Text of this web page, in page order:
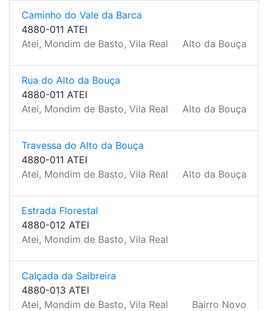
Caminho do Vale da Barca
4880-011 ATEI
Atei, Mondim de Basto, Vila Real
Alto da Bouça
Rua do Alto da Bouça
4880-011 ATEI
Atei, Mondim de Basto, Vila Real
Alto da Bouça
Travessa do Alto da Bouça
4880-011 ATEI
Atei, Mondim de Basto, Vila Real
Alto da Bouça
Estrada Florestal
4880-012 ATEI
Atei, Mondim de Basto, Vila Real
Calçada da Saibreira
4880-013 ATEI
Atei, Mondim de Basto, Vila Real
Bairro Novo